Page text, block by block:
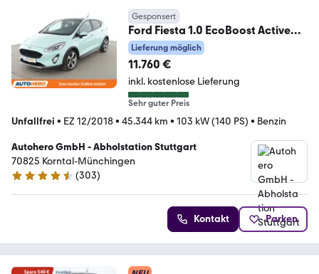
Gesponsert
Ford Fiesta 1.0 EcoBoost Active
Plus*LED*NAVI*ACC*CAM
Lieferung möglich
11.760 €
inkl. kostenlose Lieferung
Sehr guter Preis
Unfallfrei • EZ 12/2018• 45.344 km • 103 kW (140 PS) • Benzin
Autohero GmbH - Abholstation Stuttgart
70825 Korntal-Münchingen
4.4 Sterne
(303)
Kontakt Parken